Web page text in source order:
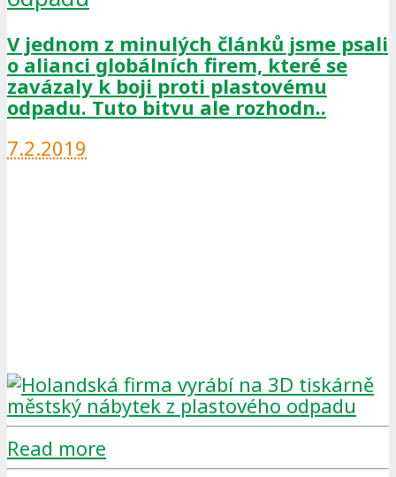
V jednom z minulých článků jsme psali
o alianci globálních firem, které se
zavázaly k boji proti plastovému
odpadu. Tuto bitvu ale rozhodn..
7.2.2019
Read more